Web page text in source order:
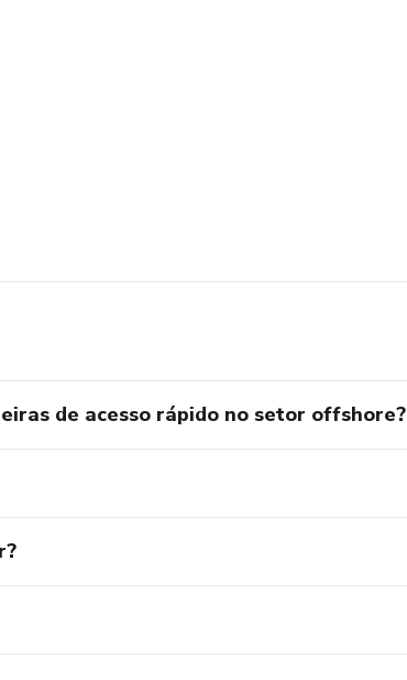
de acesso rápido no setor offshore?